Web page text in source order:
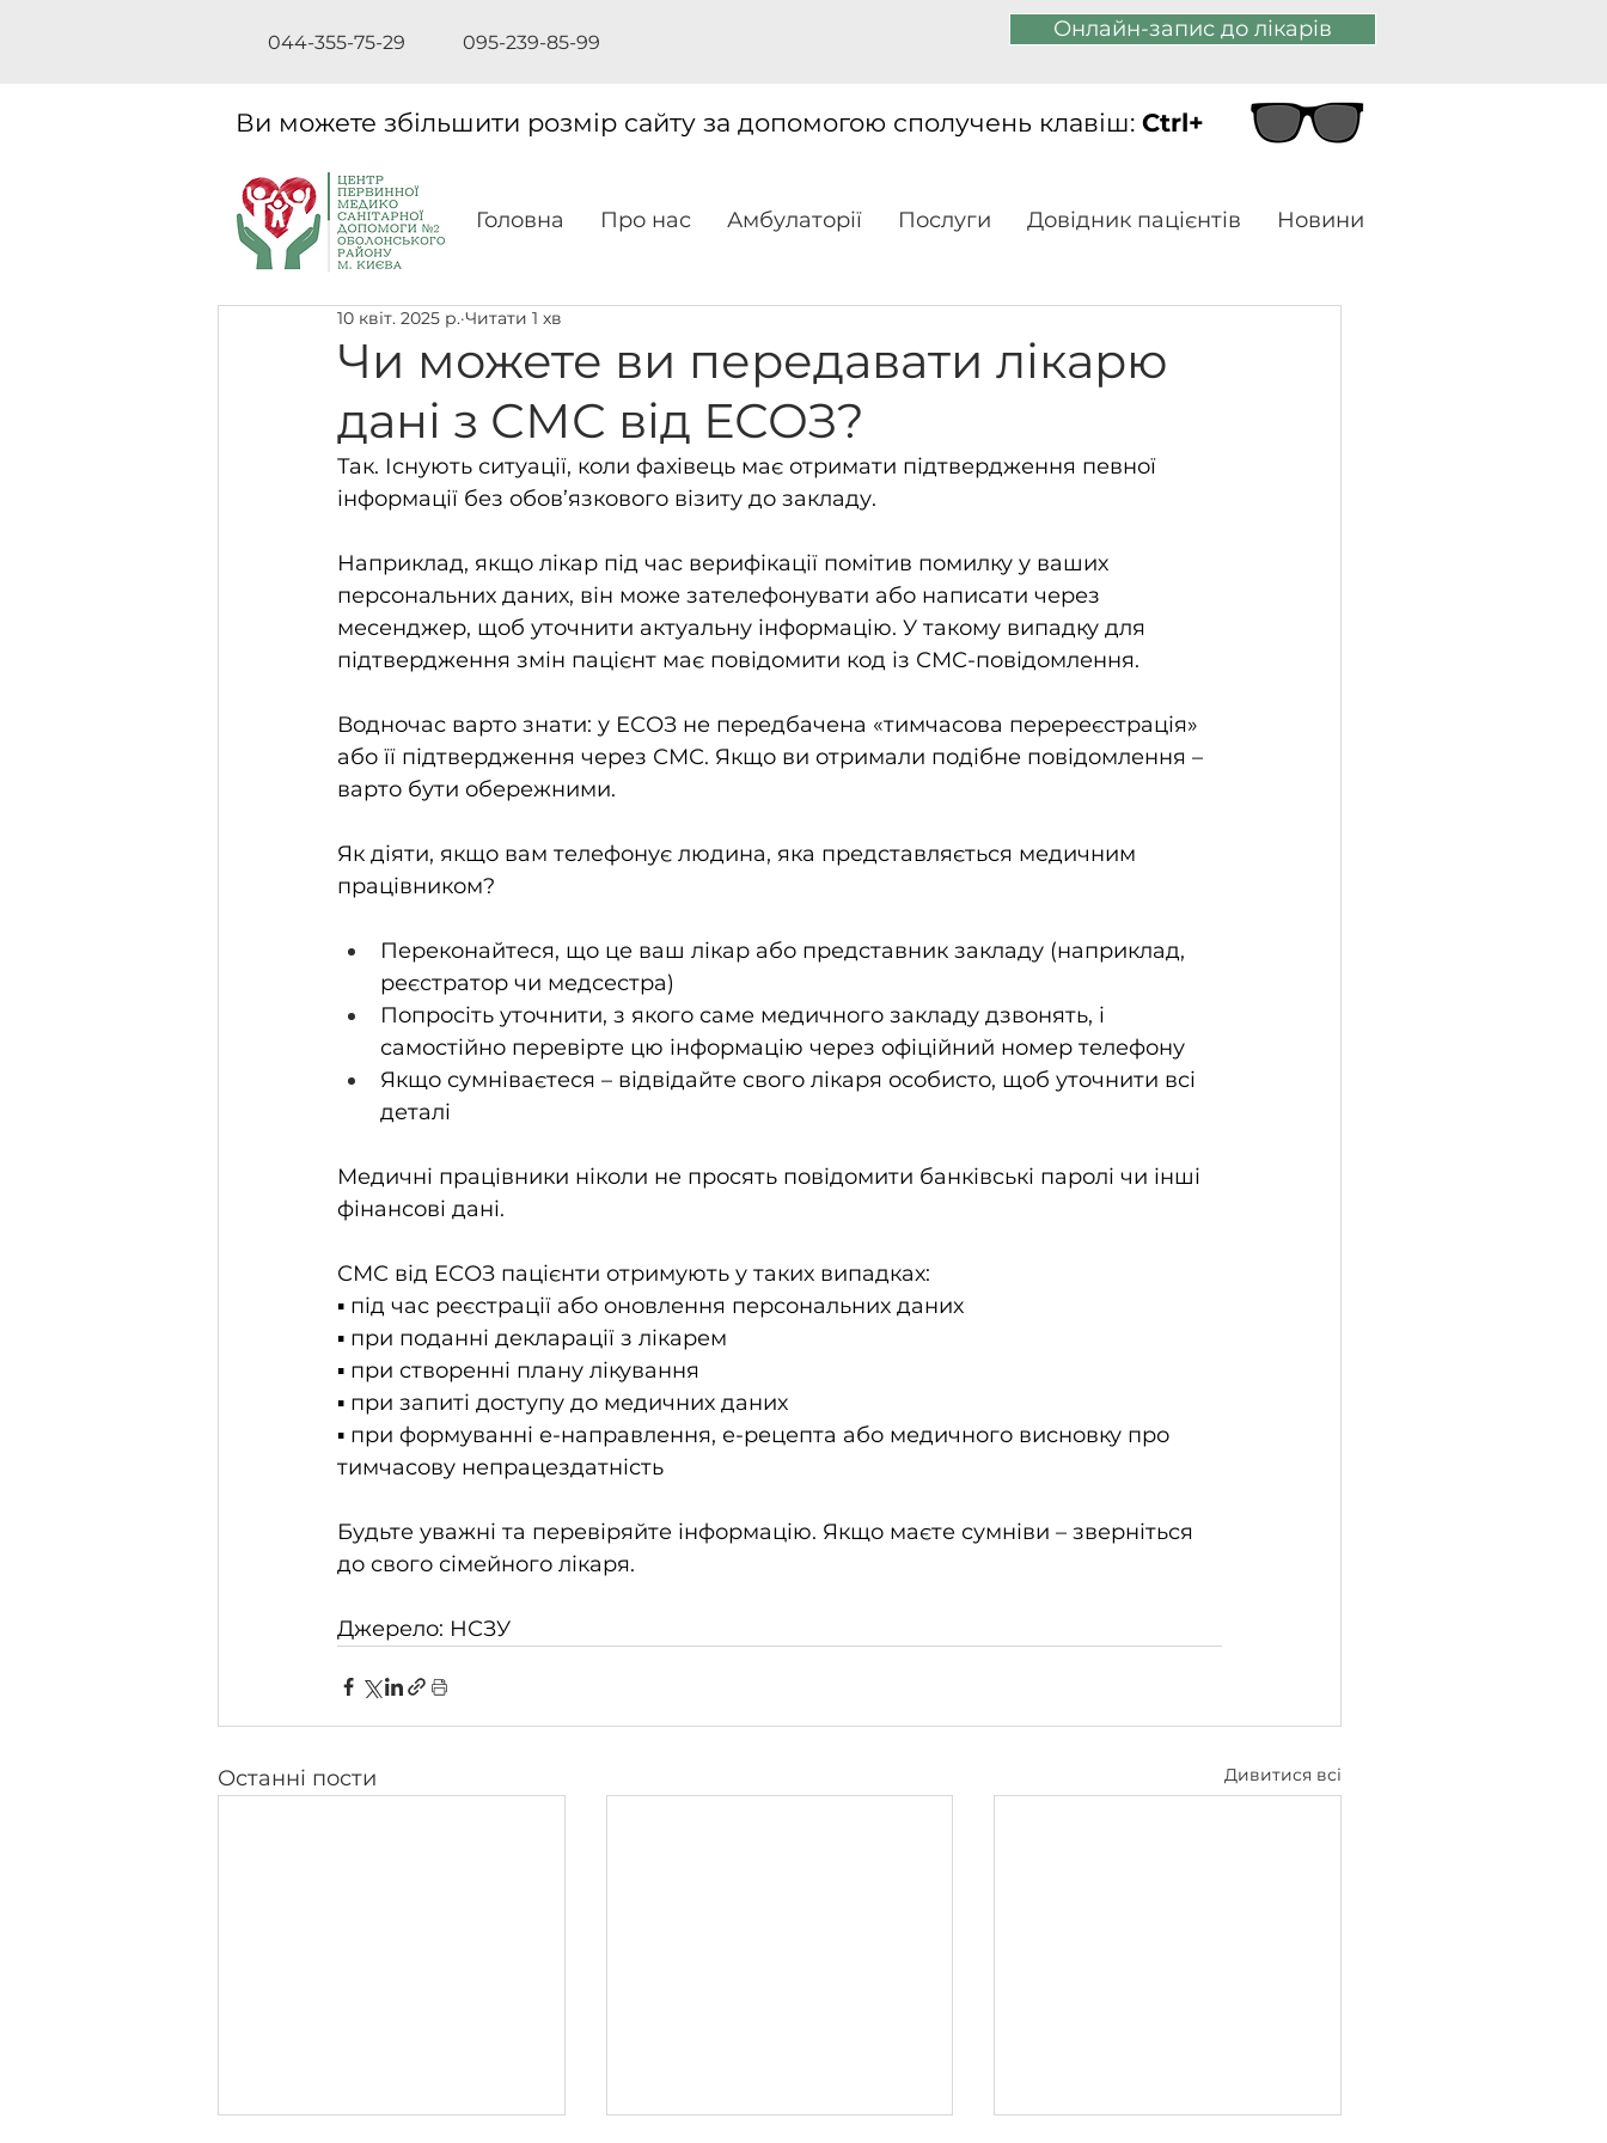
044-355-75-29 095-239-85-99
Онлайн-запис до лікарів
Ви можете збільшити розмір сайту за допомогою сполучень клавіш: Ctrl+
Головна Про нас Амбулаторії Послуги Довідник пацієнтів Новини
Чи можете ви передавати лікарю
дані з СМС від ЕСОЗ?
10 квіт. 2025 р. Читати 1 хв
Так. Існують ситуації, коли фахівець має отримати підтвердження певної
інформації без обов’язкового візиту до закладу.
Наприклад, якщо лікар під час верифікації помітив помилку у ваших
персональних даних, він може зателефонувати або написати через
месенджер, щоб уточнити актуальну інформацію. У такому випадку для
підтвердження змін пацієнт має повідомити код із СМС-повідомлення.
Водночас варто знати: у ЕСОЗ не передбачена «тимчасова перереєстрація»
або її підтвердження через СМС. Якщо ви отримали подібне повідомлення –
варто бути обережними.
Як діяти, якщо вам телефонує людина, яка представляється медичним
працівником?
Переконайтеся, що це ваш лікар або представник закладу (наприклад,
реєстратор чи медсестра)
Попросіть уточнити, з якого саме медичного закладу дзвонять, і
самостійно перевірте цю інформацію через офіційний номер телефону
Якщо сумніваєтеся – відвідайте свого лікаря особисто, щоб уточнити всі
деталі
Медичні працівники ніколи не просять повідомити банківські паролі чи інші
фінансові дані.
СМС від ЕСОЗ пацієнти отримують у таких випадках:
▪ під час реєстрації або оновлення персональних даних
▪ при поданні декларації з лікарем
▪ при створенні плану лікування
▪ при запиті доступу до медичних даних
▪ при формуванні е-направлення, е-рецепта або медичного висновку про
тимчасову непрацездатність
Будьте уважні та перевіряйте інформацію. Якщо маєте сумніви – зверніться
до свого сімейного лікаря.
Джерело: НСЗУ
Останні пости Дивитися всі